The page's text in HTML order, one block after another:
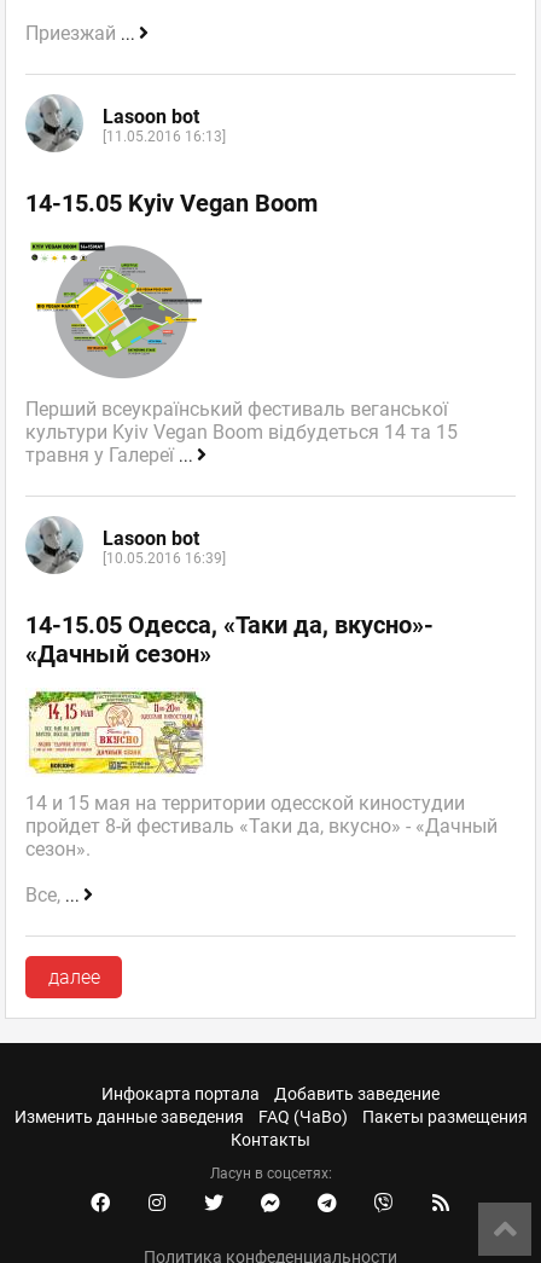
Приезжай ...
Lasoon bot
[11.05.2016 16:13]
14-15.05 Kyiv Vegan Boom
Перший всеукраїнський фестиваль веганської
культури Kyiv Vegan Boom відбудеться 14 та 15
травня у Галереї ...
Lasoon bot
[10.05.2016 16:39]
14-15.05 Одесса, «Таки да, вкусно»-
«Дачный сезон»
14 и 15 мая на территории одесской киностудии
пройдет 8-й фестиваль «Таки да, вкусно» - «Дачный
сезон».
Все, ...
далее
Инфокарта портала
Добавить заведение
Изменить данные заведения
FAQ (ЧаВо)
Пакеты размещения
Контакты
Ласун в соцсетях:
Политика конфеденциальности